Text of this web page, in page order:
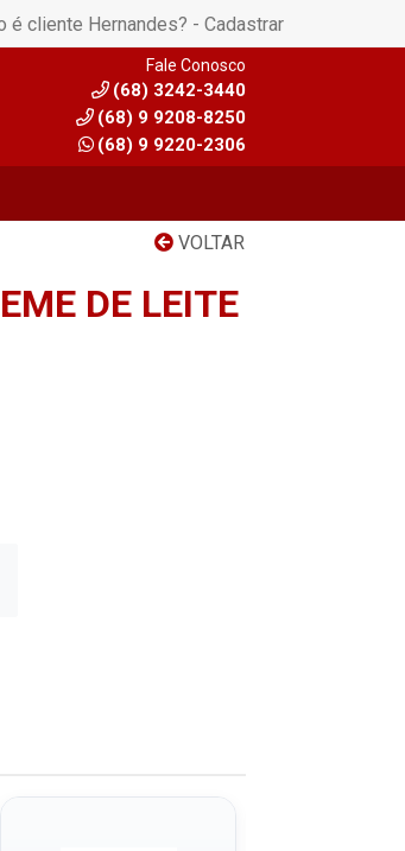
é cliente Hernandes? - Cadastrar
Fale Conosco
(68) 3242-3440
(68) 9 9208-8250
(68) 9 9220-2306
VOLTAR
DE LEITE